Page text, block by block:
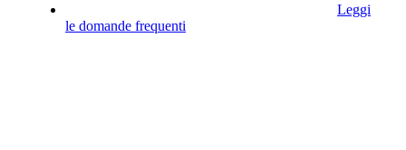
Leggi
le domande frequenti